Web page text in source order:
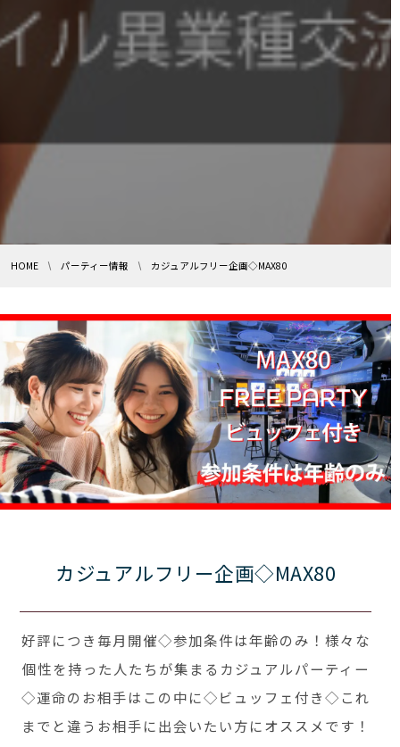
HOME パーティー情報 カジュアルフリー企画◇MAX80
カジュアルフリー企画◇MAX80
好評につき毎月開催◇参加条件は年齢のみ！様々な
個性を持った人たちが集まるカジュアルパーティー
◇運命のお相手はこの中に◇ビュッフェ付き◇これ
までと違うお相手に出会いたい方にオススメです！